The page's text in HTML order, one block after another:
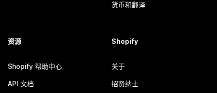
货币和翻译
资源
Shopify 帮助中心
API 文档
Shopify
关于
招贤纳士